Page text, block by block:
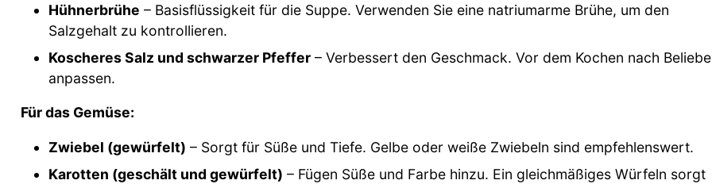
Hühnerbrühe – Basisflüssigkeit für die Suppe. Verwenden Sie eine natriumarme Brühe, um den
Salzgehalt zu kontrollieren.
Koscheres Salz und schwarzer Pfeffer – Verbessert den Geschmack. Vor dem Kochen nach
anpassen.
Für das Gemüse:
Zwiebel (gewürfelt) – Sorgt für Süße und Tiefe. Gelbe oder weiße Zwiebeln sind empfehlenswert.
Karotten (geschält und gewürfelt) – Fügen Süße und Farbe hinzu. Ein gleichmäßiges Würfeln sorgt